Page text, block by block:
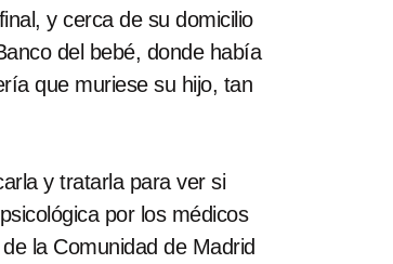
y cerca de su domicilio
del bebé, donde había
que muriese su hijo, tan
y tratarla para ver si
por los médicos
la Comunidad de Madrid